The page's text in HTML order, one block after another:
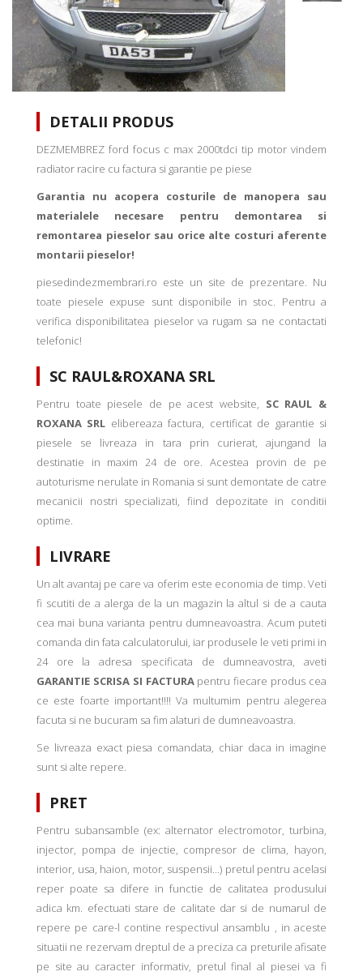
DETALII PRODUS
DEZMEMBREZ ford focus c max 2000tdci tip motor vindem
radiator racire cu factura si garantie pe piese
Garantia nu acopera costurile de manopera sau
materialele necesare pentru demontarea si
remontarea pieselor sau orice alte costuri aferente
montarii pieselor!
piesedindezmembrari.ro este un site de prezentare. Nu
toate piesele expuse sunt disponibile in stoc. Pentru a
verifica disponibilitatea pieselor va rugam sa ne contactati
telefonic!
SC RAUL&ROXANA SRL
Pentru toate piesele de pe acest website, SC RAUL &
ROXANA SRL elibereaza factura, certificat de garantie si
piesele se livreaza in tara prin curierat, ajungand la
destinatie in maxim 24 de ore. Acestea provin de pe
autoturisme nerulate in Romania si sunt demontate de catre
mecanicii nostri specializati, fiind depozitate in conditii
optime.
LIVRARE
Un alt avantaj pe care va oferim este economia de timp. Veti
fi scutiti de a alerga de la un magazin la altul si de a cauta
cea mai buna varianta pentru dumneavoastra. Acum puteti
comanda din fata calculatorului, iar produsele le veti primi in
24 ore la adresa specificata de dumneavostra, aveti
GARANTIE SCRISA SI FACTURApentru fiecare produs cea
ce este foarte important!!!! Va multumim pentru alegerea
facuta si ne bucuram sa fim alaturi de dumneavoastra.
Se livreaza exact piesa comandata, chiar daca in imagine
sunt si alte repere.
PRET
Pentru subansamble (ex: alternator electromotor, turbina,
injector, pompa de injectie, compresor de clima, hayon,
interior, usa, haion, motor, suspensii...) pretul pentru acelasi
reper poate sa difere in functie de calitatea produsului
adica km. efectuati stare de calitate dar si de numarul de
repere pe care-l contine respectivul ansamblu , in aceste
situatii ne rezervam dreptul de a preciza ca preturile afisate
pe site au caracter informativ, pretul final al piesei va fi